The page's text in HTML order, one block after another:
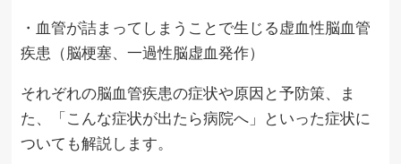
・血管が詰まってしまうことで生じる虚血性脳血管
疾患（脳梗塞、一過性脳虚血発作）
それぞれの脳血管疾患の症状や原因と予防策、ま
た、「こんな症状が出たら病院へ」といった症状に
ついても解説します。